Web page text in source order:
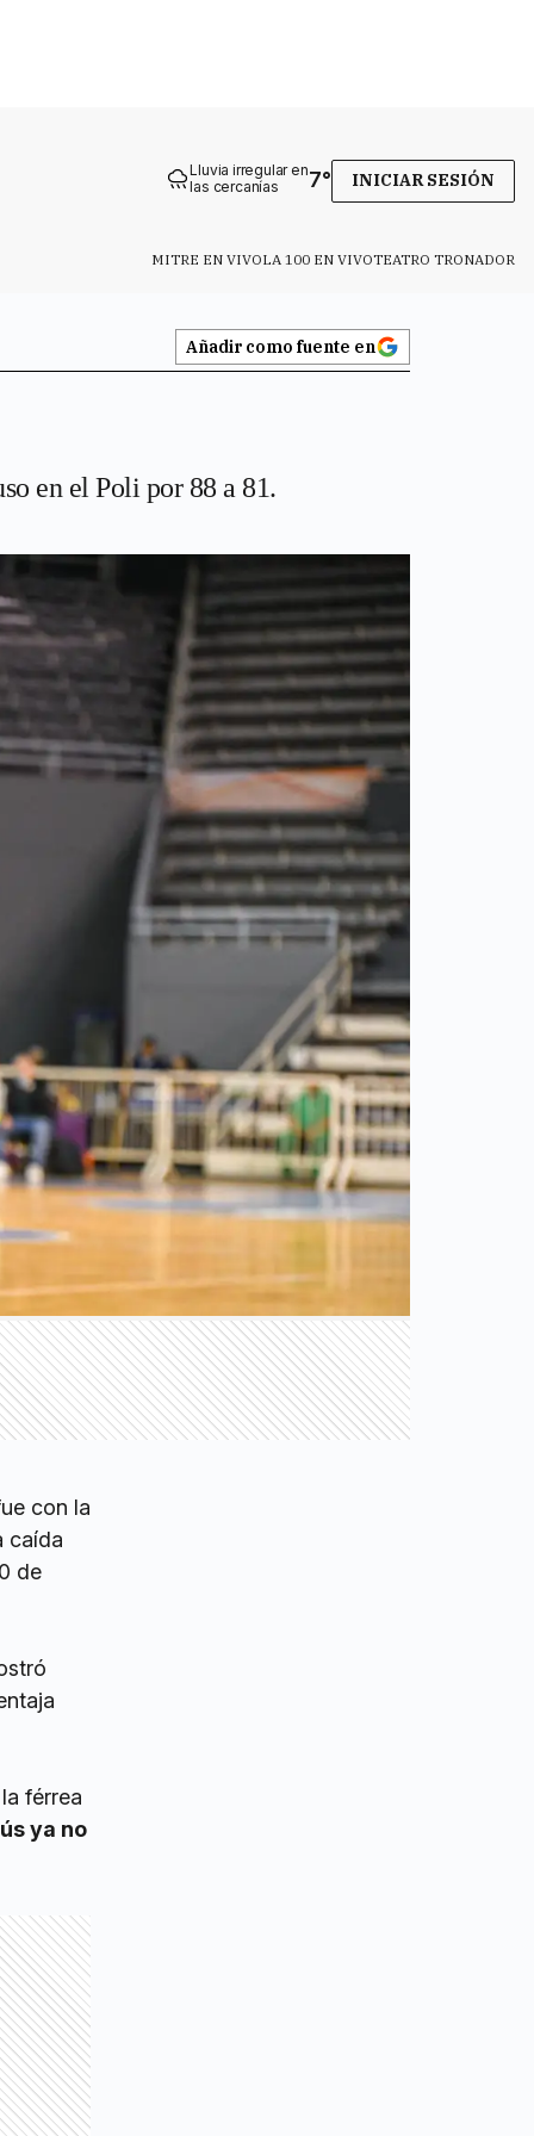
Lluvia irregular en
las cercanías
7° INICIAR SESIÓN
MITRE EN VIVOLA 100 EN VIVOTEATRO TRONADOR
Añadir como fuente en
en el Poli por 88 a 81.
con la
caída
de
férrea
ya no